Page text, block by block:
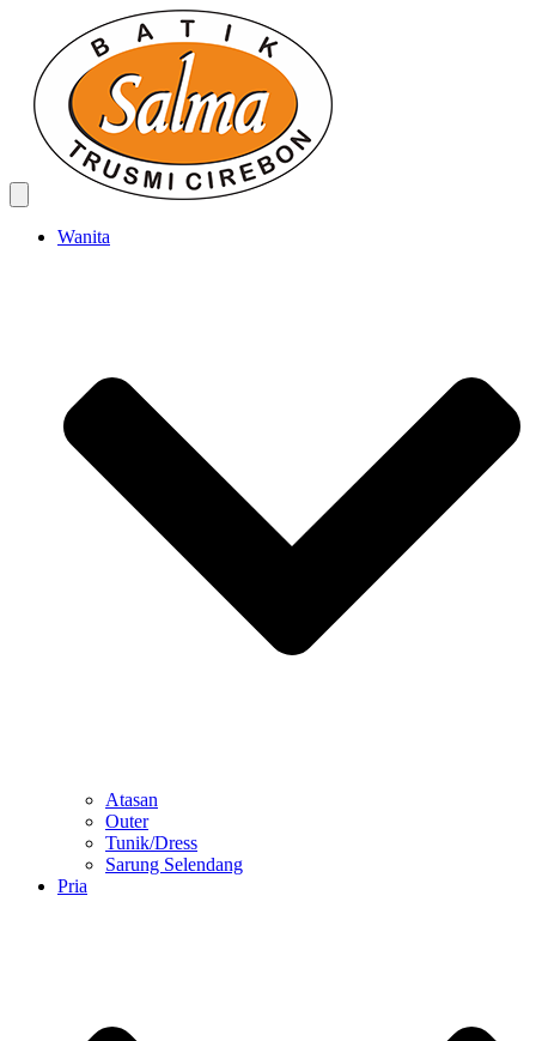
Wanita
Atasan
Outer
Tunik/Dress
Sarung Selendang
Pria